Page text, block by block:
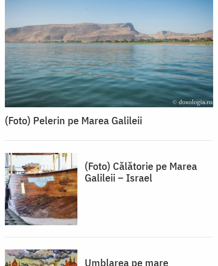
(Foto) Pelerin pe Marea Galileii
(Foto) Călătorie pe Marea
Galileii – Israel
Umblarea pe mare